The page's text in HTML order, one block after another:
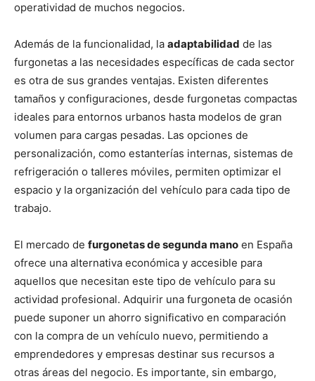
operatividad de muchos negocios.
Además de la funcionalidad, la adaptabilidad de las
furgonetas a las necesidades específicas de cada sector
es otra de sus grandes ventajas. Existen diferentes
tamaños y configuraciones, desde furgonetas compactas
ideales para entornos urbanos hasta modelos de gran
volumen para cargas pesadas. Las opciones de
personalización, como estanterías internas, sistemas de
refrigeración o talleres móviles, permiten optimizar el
espacio y la organización del vehículo para cada tipo de
trabajo.
El mercado de furgonetas de segunda mano en España
ofrece una alternativa económica y accesible para
aquellos que necesitan este tipo de vehículo para su
actividad profesional. Adquirir una furgoneta de ocasión
puede suponer un ahorro significativo en comparación
con la compra de un vehículo nuevo, permitiendo a
emprendedores y empresas destinar sus recursos a
otras áreas del negocio. Es importante, sin embargo,